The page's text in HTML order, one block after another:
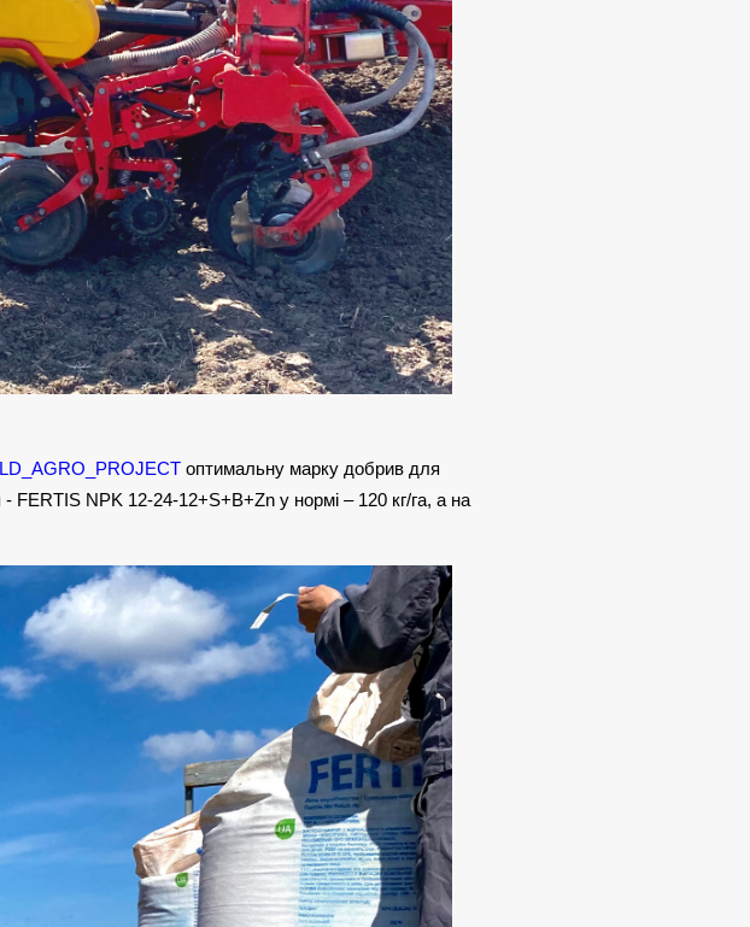
оптимальну марку добрив для
- FERTIS NPK 12-24-12+S+B+Zn у нормі – 120 кг/га, а на